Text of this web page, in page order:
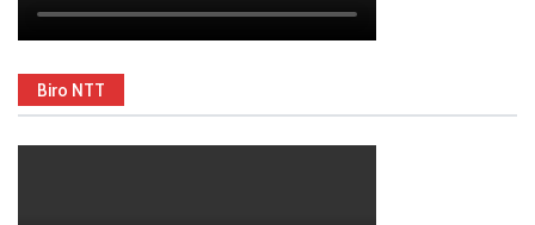
Biro NTT